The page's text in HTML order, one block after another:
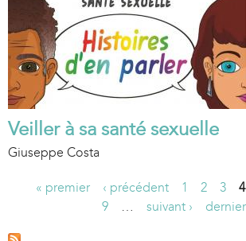
Veiller à sa santé sexuelle
Giuseppe Costa
« premier ‹ précédent 1 2 3 4
9
… suivant ›